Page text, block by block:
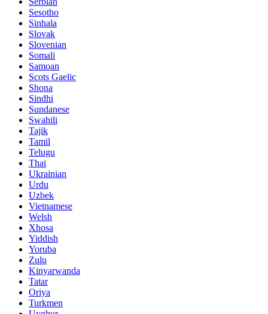
Sesotho
Sinhala
Slovak
Slovenian
Somali
Samoan
Scots Gaelic
Shona
Sindhi
Sundanese
Swahili
Tajik
Tamil
Telugu
Thai
Ukrainian
Urdu
Uzbek
Vietnamese
Welsh
Xhosa
Yiddish
Yoruba
Zulu
Kinyarwanda
Tatar
Oriya
Turkmen